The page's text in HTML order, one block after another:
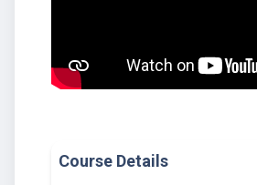
Course Details